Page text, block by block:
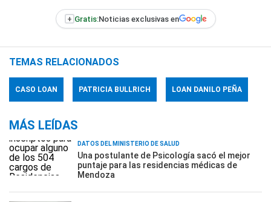
+ Gratis:Noticias exclusivas en
TEMAS RELACIONADOS
CASO LOAN PATRICIA BULLRICH LOAN DANILO PEÑA
MÁS LEÍDAS
DATOS DEL MINISTERIO DE SALUD
Una postulante de Psicología sacó el mejor
puntaje para las residencias médicas de
Mendoza